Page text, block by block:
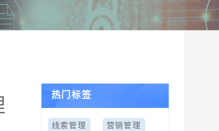
热门标签
线索管理 营销管理